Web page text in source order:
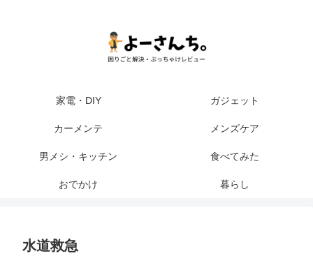
家電・DIY ガジェット
カーメンテ メンズケア
男メシ・キッチン 食べてみた
おでかけ 暮らし
水道救急